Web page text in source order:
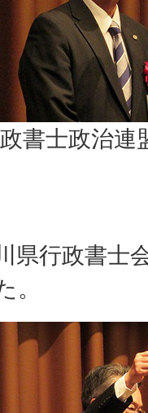
書士政治連
県行政書士
。